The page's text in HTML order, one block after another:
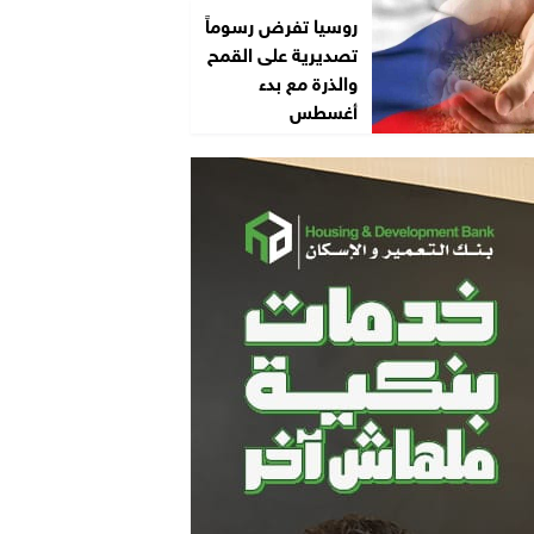
روسيا تفرض رسوماً
تصديرية على القمح
والذرة مع بدء
أغسطس